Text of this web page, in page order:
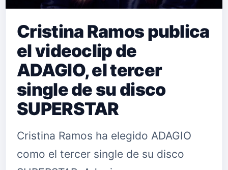
Cristina Ramos publica
el videoclip de
ADAGIO, el tercer
single de su disco
SUPERSTAR
Cristina Ramos ha elegido ADAGIO
como el tercer single de su disco